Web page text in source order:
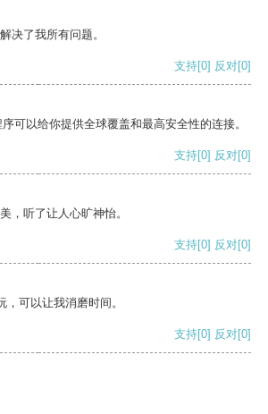
决了我所有问题。
支持[0] 反对[0]
可以给你提供全球覆盖和最高安全性的连接。
支持[0] 反对[0]
，听了让人心旷神怡。
支持[0] 反对[0]
可以让我消磨时间。
支持[0] 反对[0]